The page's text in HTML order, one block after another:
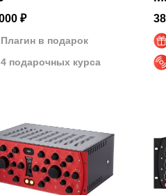
₽
Плагин в подарок
4 подарочных курса